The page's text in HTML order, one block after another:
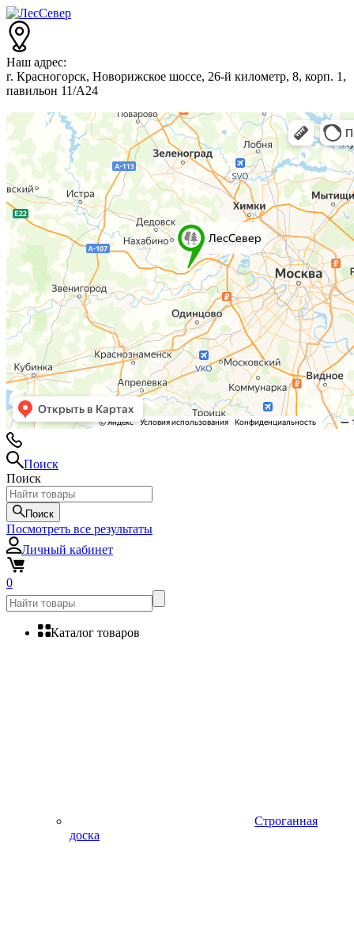
Наш адрес:
г. Красногорск, Новорижское шоссе, 26-й километр, 8, корп. 1,
павильон 11/А24
Поиск
Поиск
Поиск
Посмотреть все результаты
Личный кабинет
0
Каталог товаров
Строганная
доска